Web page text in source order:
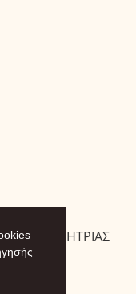
ΟΔΗΓΗΤΡΙΑΣ